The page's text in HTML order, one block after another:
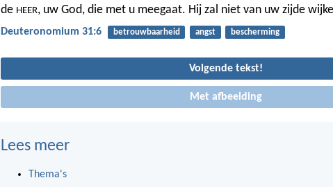
de HEER, uw God, die met u meegaat. Hij zal niet van uw zijde
Deuteronomium 31:6 betrouwbaarheid angst bescherming
Volgende tekst!
Met afbeelding
Lees meer
Thema's